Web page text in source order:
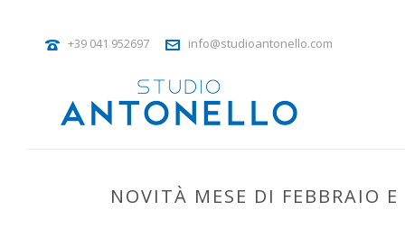
+39 041 952697 info@studioantonello.com
NOVITÀ MESE DI FEBBRAIO